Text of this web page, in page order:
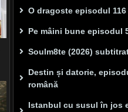
O dragoste episodul
Pe mâini bune episodul
Soulm8te (2026)
Destin și datorie,
română
Istanbul cu susul în jos